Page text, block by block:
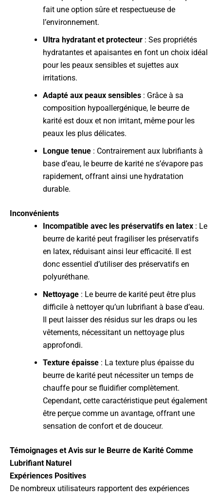
fait une option sûre et respectueuse de
l’environnement.
Ultra hydratant et protecteur : Ses propriétés
hydratantes et apaisantes en font un choix idéal
pour les peaux sensibles et sujettes aux
irritations.
Adapté aux peaux sensibles : Grâce à sa
composition hypoallergénique, le beurre de
karité est doux et non irritant, même pour les
peaux les plus délicates.
Longue tenue : Contrairement aux lubrifiants à
base d’eau, le beurre de karité ne s’évapore pas
rapidement, offrant ainsi une hydratation
durable.
Inconvénients
Incompatible avec les préservatifs en latex : Le
beurre de karité peut fragiliser les préservatifs
en latex, réduisant ainsi leur efficacité. Il est
donc essentiel d’utiliser des préservatifs en
polyuréthane.
Nettoyage : Le beurre de karité peut être plus
difficile à nettoyer qu’un lubrifiant à base d’eau.
Il peut laisser des résidus sur les draps ou les
vêtements, nécessitant un nettoyage plus
approfondi.
Texture épaisse : La texture plus épaisse du
beurre de karité peut nécessiter un temps de
chauffe pour se fluidifier complètement.
Cependant, cette caractéristique peut également
être perçue comme un avantage, offrant une
sensation de confort et de douceur.
Témoignages et Avis sur le Beurre de Karité Comme
Lubrifiant Naturel
Expériences Positives
De nombreux utilisateurs rapportent des expériences